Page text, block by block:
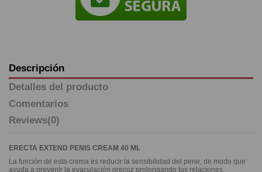
Descripción
Detalles del producto
Comentarios
Reviews(0)
ERECTA EXTEND PENIS CREAM 40 ML
La función de esta crema es reducir la sensibilidad del pene, de modo que
ayuda a prevenir la eyaculación precoz prolongando tus relaciones